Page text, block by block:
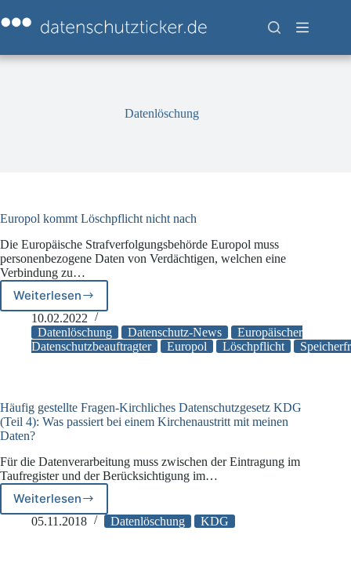
Inhalt
springen
Datenlöschung
Europol kommt Löschpflicht nicht nach
Die Europäische Strafverfolgungsbehörde Europol muss
personenbezogene Daten von Verdächtigen, welchen eine
Verbindung zu…
Weiterlesen
Europol
kommt
Löschpflicht
nicht
10.02.2022
Datenlöschung
Datenschutz-News
Europäischer
Datenschutzbeauftragter
Europol Löschpflicht
Häufig gestellte Fragen-Kirchliches Datenschutzgesetz KDG
(Teil 4): Was passiert bei einem Kirchenaustritt mit meinen
Daten?
Für die Datenverarbeitung muss zwischen der Eintragung im
Taufregister und der Berücksichtigung im…
Weiterlesen
Häufig
gestellte
05.11.2018 Datenlöschung KDG